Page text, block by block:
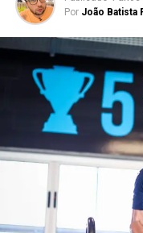
Por João Batista